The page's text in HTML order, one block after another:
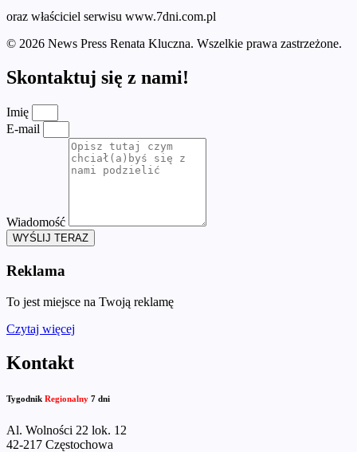
oraz właściciel serwisu www.7dni.com.pl
© 2026 News Press Renata Kluczna. Wszelkie prawa zastrzeżone.
Skontaktuj się z nami!
Imię
E-mail
Wiadomość
WYŚLIJ TERAZ
Reklama
To jest miejsce na Twoją reklamę
Czytaj więcej
Kontakt
Tygodnik Regionalny 7 dni
Al. Wolności 22 lok. 12
42-217 Częstochowa